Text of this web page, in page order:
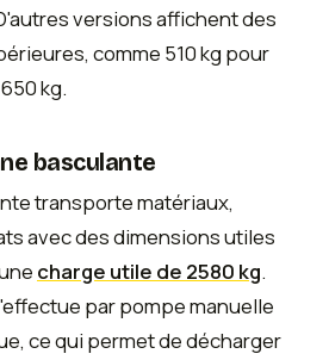
versions affichent des
comme 510 kg pour
kg.
basculante
transporte matériaux,
avec des dimensions utiles
charge utile de 2580 kg.
par pompe manuelle
ce qui permet de décharger